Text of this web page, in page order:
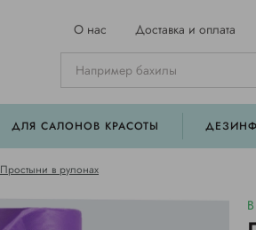
О нас Доставка и оплата
ДЛЯ САЛОНОВ КРАСОТЫ
Простыни в рулонах